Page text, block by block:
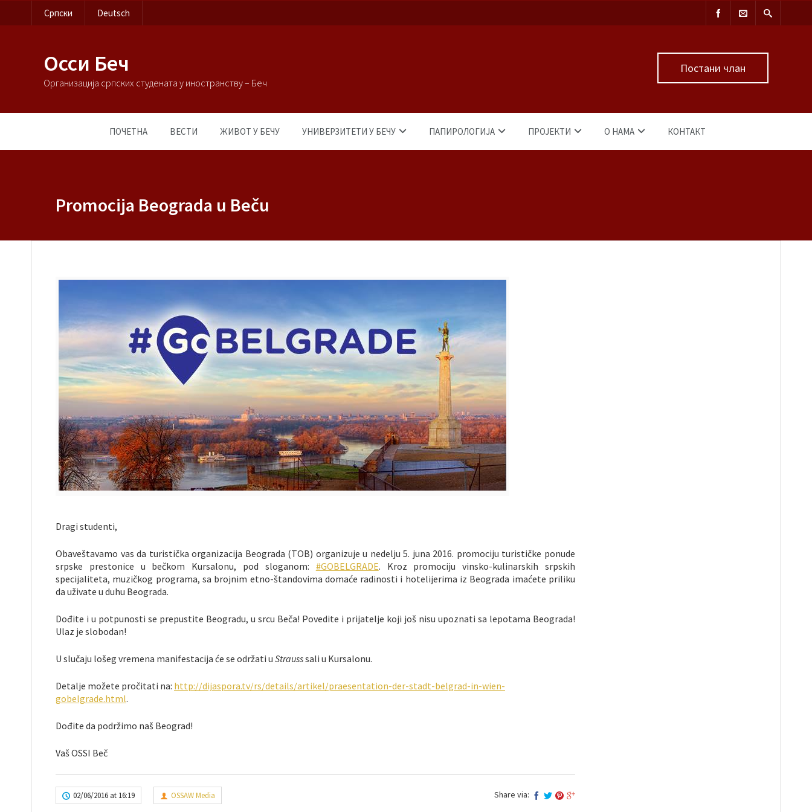
Српски Deutsch
Осси Беч
Организација српских студената у иностранству – Беч
Постани члан
ПОЧЕТНА ВЕСТИ ЖИВОТ У БЕЧУ УНИВЕРЗИТЕТИ У БЕЧУ ПАПИРОЛОГИЈА ПРОЈЕКТИ О НАМА КОНТАКТ
Promocija Beograda u Beču
Dragi studenti,
Obaveštavamo vas da turistička organizacija Beograda (TOB) organizuje u nedelju 5. juna 2016. promociju turističke ponude
srpske prestonice u bečkom Kursalonu, pod sloganom: #GOBELGRADE. Kroz promociju vinsko-kulinarskih srpskih
specijaliteta, muzičkog programa, sa brojnim etno-štandovima domaće radinosti i hotelijerima iz Beograda imaćete priliku
da uživate u duhu Beograda.
Dođite i u potpunosti se prepustite Beogradu, u srcu Beča! Povedite i prijatelje koji još nisu upoznati sa lepotama Beograda!
Ulaz je slobodan!
U slučaju lošeg vremena manifestacija će se održati u Strausssali u Kursalonu.
Detalje možete pročitati na: http://dijaspora.tv/rs/details/artikel/praesentation-der-stadt-belgrad-in-wien-
gobelgrade.html.
Dođite da podržimo naš Beograd!
Vaš OSSI Beč
02/06/2016 at 16:19 OSSAW Media Share via: